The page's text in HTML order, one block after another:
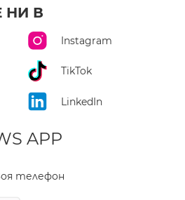
НИ В
Instagram
TikTok
LinkedIn
APP
телефон